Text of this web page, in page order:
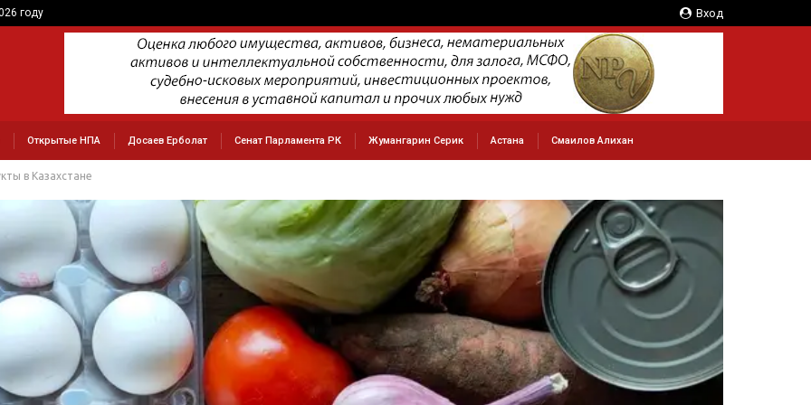
Вход
году
Открытые НПА Досаев Ерболат Сенат Парламента РК Жумангарин Серик Астана Смаилов Алихан
в Казахстане